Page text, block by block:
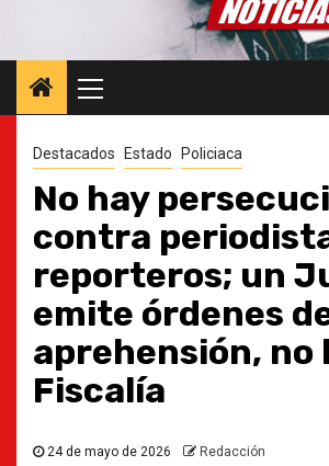
principal
Destacados Estado Policiaca
No hay
contra
reporteros; un
emite órdenes
aprehensión, no
Fiscalía
24 de mayo de 2026 Redacción